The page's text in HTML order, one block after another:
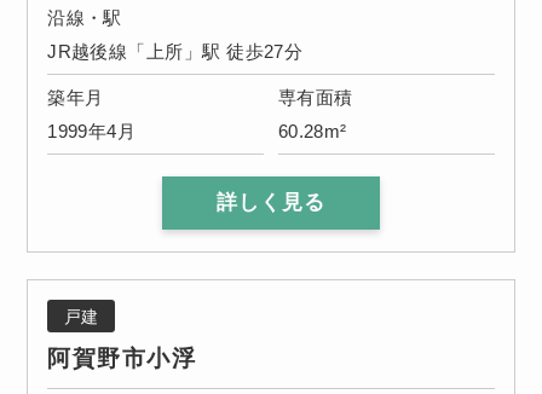
沿線・駅
JR越後線「上所」駅 徒歩27分
築年月
1999年4月
専有面積
60.28m²
詳しく見る
戸建
阿賀野市小浮